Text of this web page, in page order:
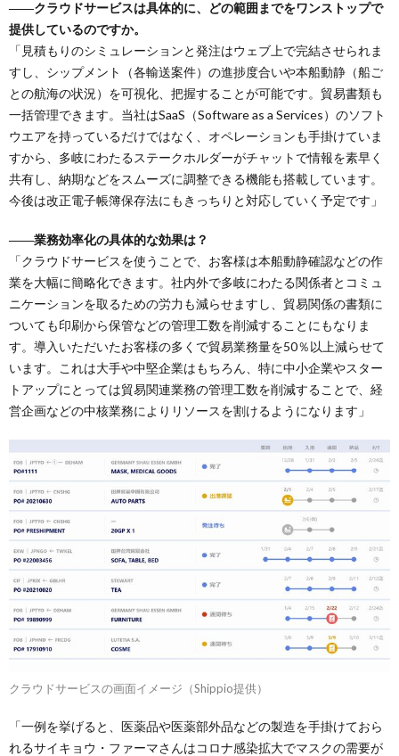
――クラウドサービスは具体的に、どの範囲までをワンストップで
提供しているのですか。
「見積もりのシミュレーションと発注はウェブ上で完結させられま
すし、シップメント（各輸送案件）の進捗度合いや本船動静（船ご
との航海の状況）を可視化、把握することが可能です。貿易書類も
一括管理できます。当社はSaaS（Software as a Services）のソフト
ウエアを持っているだけではなく、オペレーションも手掛けていま
すから、多岐にわたるステークホルダーがチャットで情報を素早く
共有し、納期などをスムーズに調整できる機能も搭載しています。
今後は改正電子帳簿保存法にもきっちりと対応していく予定です」
――業務効率化の具体的な効果は？
「クラウドサービスを使うことで、お客様は本船動静確認などの作
業を大幅に簡略化できます。社内外で多岐にわたる関係者とコミュ
ニケーションを取るための労力も減らせますし、貿易関係の書類に
ついても印刷から保管などの管理工数を削減することにもなりま
す。導入いただいたお客様の多くで貿易業務量を50％以上減らせて
います。これは大手や中堅企業はもちろん、特に中小企業やスター
トアップにとっては貿易関連業務の管理工数を削減することで、経
営企画などの中核業務によりリソースを割けるようになります」
クラウドサービスの画面イメージ（Shippio提供）
「一例を挙げると、医薬品や医薬部外品などの製造を手掛けておら
れるサイキョウ・ファーマさんはコロナ感染拡大でマスクの需要が